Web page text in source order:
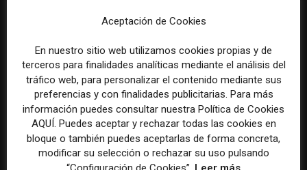
Creador/a de contenidos
Barcelona Gods Brand Indefinido Tiempo completo
Responsable de marcas y patrocinios
en Watif TV
Madrid Watif Presencial Tiempo completo
Aceptación de Cookies
En nuestro sitio web utilizamos cookies propias y de
terceros para finalidades analíticas mediante el análisis del
tráfico web, para personalizar el contenido mediante sus
preferencias y con finalidades publicitarias. Para más
información puedes consultar nuestra Política de Cookies
AQUÍ. Puedes aceptar y rechazar todas las cookies en
bloque o también puedes aceptarlas de forma concreta,
modificar su selección o rechazar su uso pulsando